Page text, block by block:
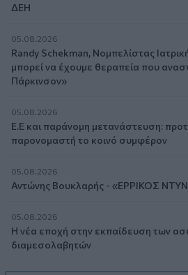
ΔΕΗ
05.08.2026
Randy Schekman, Νομπελίστας
μπορεί να έχουμε θεραπεία που
Πάρκινσον»
05.08.2026
Ε.Ε και παράνομη μετανάστευση:
παρονομαστή το κοινό συμφέρον
05.08.2026
Αντώνης Βουκλαρής - «ΕΡΡΙΚΟΣ
05.08.2026
Η νέα εποχή στην εκπαίδευση των
διαμεσολαβητών